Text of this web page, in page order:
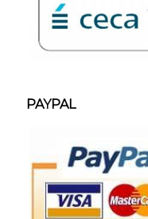
PAYPAL